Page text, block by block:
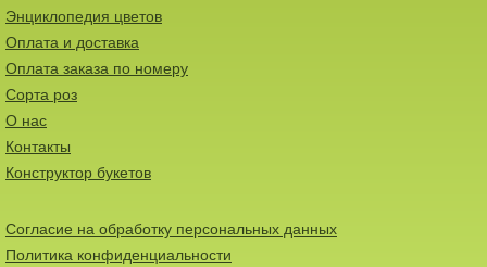
Энциклопедия цветов
Оплата и доставка
Оплата заказа по номеру
Сорта роз
О нас
Контакты
Конструктор букетов
Согласие на обработку персональных данных
Политика конфиденциальности